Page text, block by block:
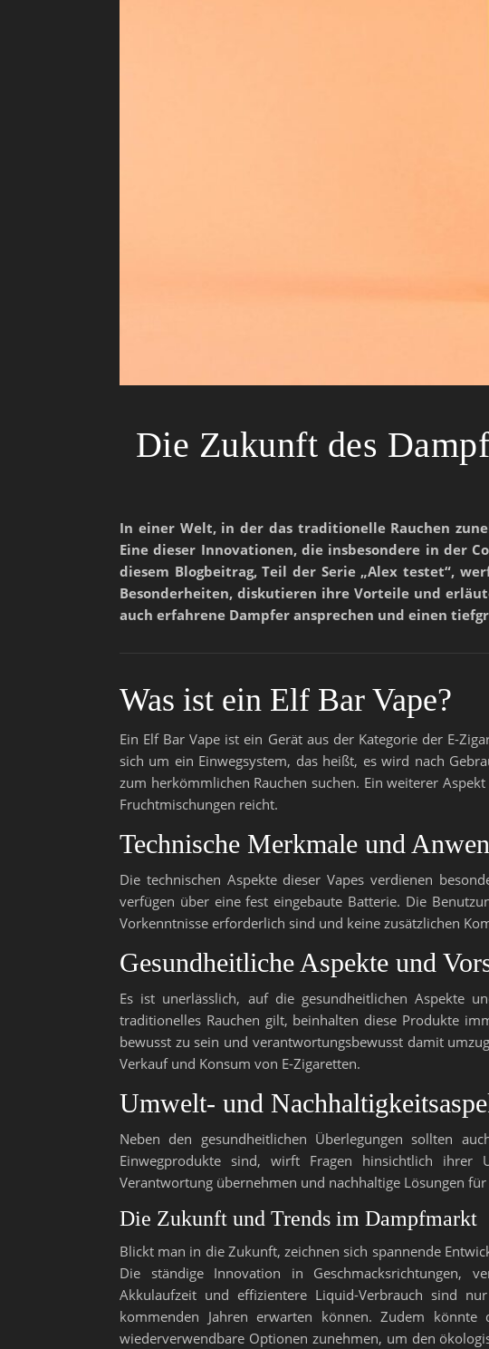
Die Zukunft des
In einer Welt, in der das traditionelle Rauchen
Eine dieser Innovationen, die insbesondere in der
diesem Blogbeitrag, Teil der Serie „Alex testet“,
Besonderheiten, diskutieren ihre Vorteile und
auch erfahrene Dampfer ansprechen und einen
Was ist ein Elf Bar Vape?
Ein Elf Bar Vape ist ein Gerät aus der Kategorie der E-
sich um ein Einwegsystem, das heißt, es wird nach
zum herkömmlichen Rauchen suchen. Ein weiterer
Fruchtmischungen reicht.
Technische Merkmale und
Die technischen Aspekte dieser Vapes verdienen
verfügen über eine fest eingebaute Batterie. Die
Vorkenntnisse erforderlich sind und keine zusätzlichen
Gesundheitliche Aspekte und
Es ist unerlässlich, auf die gesundheitlichen Aspekte
traditionelles Rauchen gilt, beinhalten diese Produkte
bewusst zu sein und verantwortungsbewusst damit
Verkauf und Konsum von E-Zigaretten.
Umwelt- und
Neben den gesundheitlichen Überlegungen sollten
Einwegprodukte sind, wirft Fragen hinsichtlich ihrer
Verantwortung übernehmen und nachhaltige Lösungen
Die Zukunft und Trends im Dampfmarkt
Blickt man in die Zukunft, zeichnen sich spannende
Die ständige Innovation in Geschmacksrichtungen,
Akkulaufzeit und effizientere Liquid-Verbrauch sind
kommenden Jahren erwarten können. Zudem könnte
wiederverwendbare Optionen zunehmen, um den